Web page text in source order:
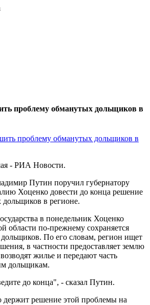
проблему обманутых дольщиков в
- РИА Новости.
Путин поручил губернатору
Хоценко довести до конца решение
в регионе.
в понедельник Хоценко
области по-прежнему сохраняется
По его словам, регион ищет
в частности предоставляет землю
жилье и передают часть
дольщикам.
до конца", - сказал Путин.
держит решение этой проблемы на